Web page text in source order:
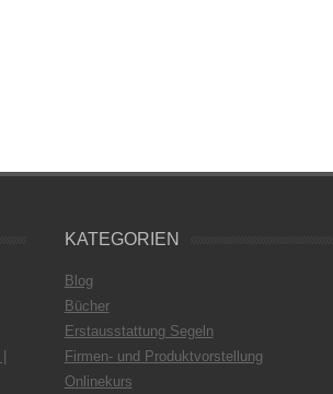
KATEGORIEN
Blog
Bücher
Erstausstattung Segeln
Firmen- und Produktvorstellung
Onlinekurs